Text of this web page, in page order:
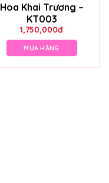
Hoa Khai Trương –
KT003
1,750,000đ
MUA HÀNG